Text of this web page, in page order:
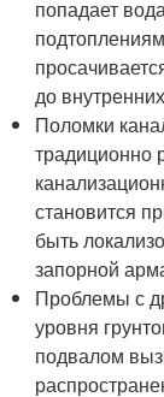
попадает
до
Поломки
традиционно
становится
быть
запорной
Проблемы с
уровня
подвалом